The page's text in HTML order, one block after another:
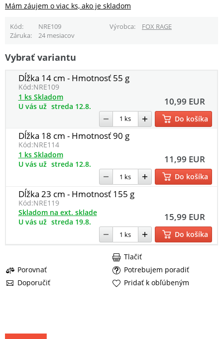
Mám záujem o viac ks, ako je skladom
Kód NRE109 Výrobca
FOX RAGE
Záruka
24 mesiacov
Vybrať variantu
Dĺžka 14 cm - Hmotnosť 55 g
Kód:NRE109
10,99 EUR
1 ks Skladom
U vás už streda 12.8.
Do košíka
Dĺžka 18 cm - Hmotnosť 90 g
Kód:NRE114
11,99 EUR
1 ks Skladom
U vás už streda 12.8.
Do košíka
Dĺžka 23 cm - Hmotnosť 155 g
Kód:NRE119
15,99 EUR
Skladom na ext. sklade
U vás už streda 19.8.
Do košíka
Porovnať
Potrebujem poradiť
Doporučiť
Tlačiť
Pridať k obľúbeným